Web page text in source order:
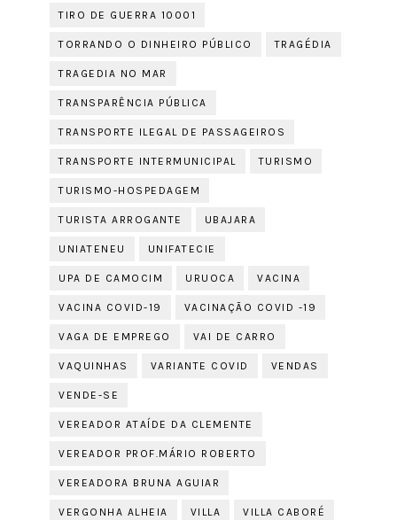
TIRO DE GUERRA 10001
TORRANDO O DINHEIRO PÚBLICO TRAGÉDIA
TRAGEDIA NO MAR
TRANSPARÊNCIA PÚBLICA
TRANSPORTE ILEGAL DE PASSAGEIROS
TRANSPORTE INTERMUNICIPAL TURISMO
TURISMO-HOSPEDAGEM
TURISTA ARROGANTE UBAJARA
UNIATENEU UNIFATECIE
UPA DE CAMOCIM URUOCA VACINA
VACINA COVID-19 VACINAÇÃO COVID -19
VAGA DE EMPREGO VAI DE CARRO
VAQUINHAS VARIANTE COVID VENDAS
VENDE-SE
VEREADOR ATAÍDE DA CLEMENTE
VEREADOR PROF.MÁRIO ROBERTO
VEREADORA BRUNA AGUIAR
VERGONHA ALHEIA VILLA VILLA CABORÉ